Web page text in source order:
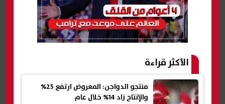
الأكثر قراءة
منتجو الدواجن: المعروض ارتفع 25%
والإنتاج زاد 14% خلال عام